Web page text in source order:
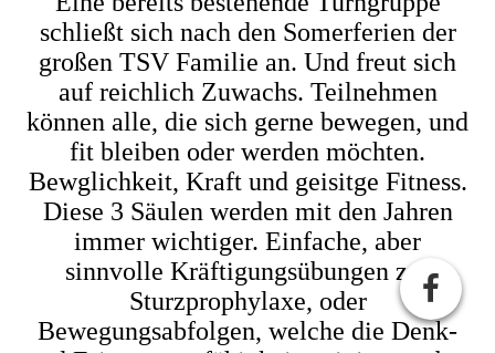
schließt sich nach den Somerferien der
großen TSV Familie an. Und freut sich
auf reichlich Zuwachs. Teilnehmen
können alle, die sich gerne bewegen, und
fit bleiben oder werden möchten.
Bewglichkeit, Kraft und geisitge Fitness.
Diese 3 Säulen werden mit den Jahren
immer wichtiger. Einfache, aber
sinnvolle Kräftigungsübungen zur
Sturzprophylaxe, oder
Bewegungsabfolgen, welche die Denk-